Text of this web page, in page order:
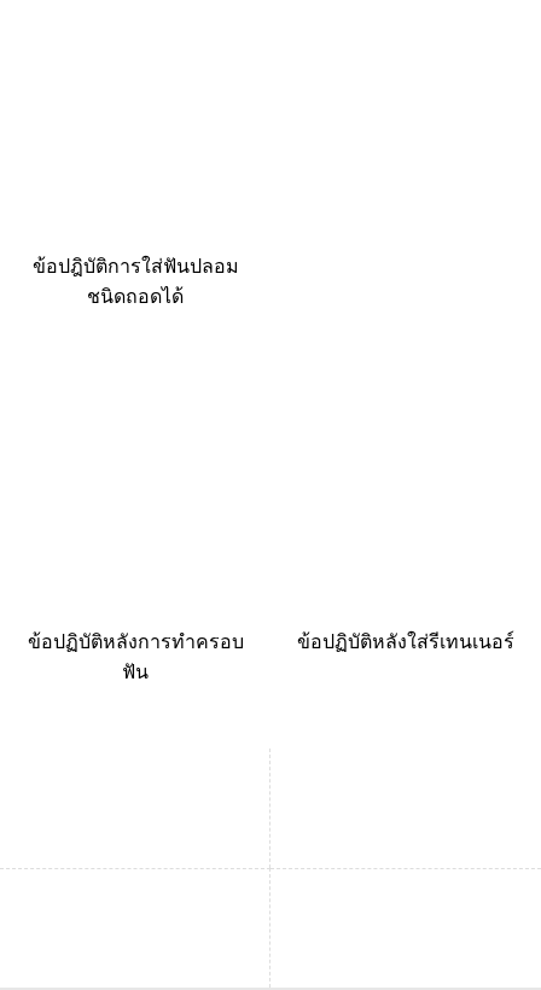
ข้อปฎิบัติการใส่ฟันปลอม
ชนิดถอดได้
ข้อปฏิบัติหลังการทำครอบ
ฟัน
ข้อปฏิบัติหลังใส่รีเทนเนอร์